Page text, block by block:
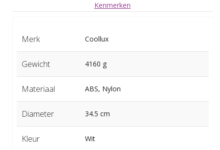
Kenmerken
Merk Coollux
Gewicht 4160 g
Materiaal ABS, Nylon
Diameter 34.5 cm
Kleur Wit